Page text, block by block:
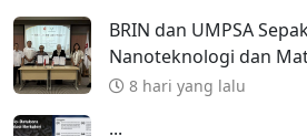
BRIN dan UMPSA
Nanoteknologi dan
8 hari yang lalu
...